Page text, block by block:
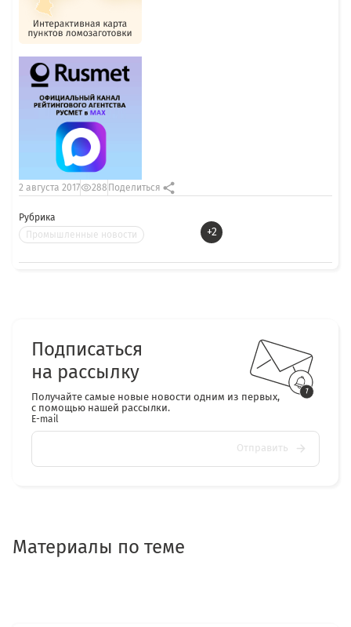
Рубрика
Промышленные новости
+2
2 августа 2017 288 Поделиться
Подписаться
на рассылку
Получайте самые новые новости одним из первых,
с помощью нашей рассылки.
E-mail
Отправить
Материалы по теме